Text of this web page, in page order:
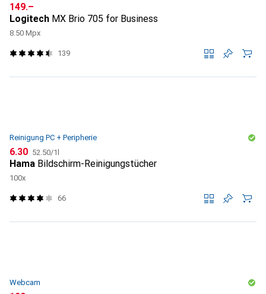
CHF
149.–
Logitech MX Brio 705 for Business
8.50 Mpx
139
Reinigung PC + Peripherie
CHF
6.30 CHF
52.50/1l
Hama Bildschirm-Reinigungstücher
100x
66
Webcam